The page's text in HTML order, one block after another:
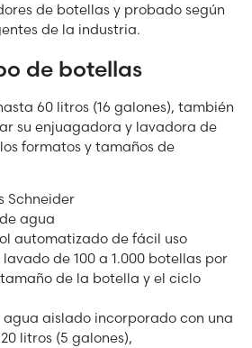
de botellas y probado según
de la industria.
de botellas
60 litros (16 galones), también
su enjuagadora y lavadora de
formatos y tamaños de
Schneider
agua
automatizado de fácil uso
de 100 a 1.000 botellas por
de la botella y el ciclo
aislado incorporado con una
litros (5 galones),